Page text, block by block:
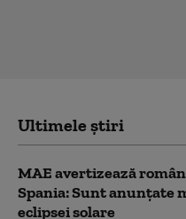
Ultimele știri
MAE avertizează
Spania: Sunt anunțate
eclipsei solare